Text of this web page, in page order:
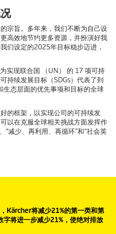
宗旨。多年来，我们不断为自己设
高效地节约更多资源，并扮演好我
们设定的2025年目标稳步迈进，
实现联合国 （UN） 的 17 项可持
持续发展目标（SDGs）代表了到
态层面的优先事项和目标的全球
的框架，以实现公司的可持续发
以在克服全球相关挑战方面发挥作
“减少、再利用、再循环”和“社会英
Kärcher将减少21%的第一类和第
将进一步减少21%，使绝对排放